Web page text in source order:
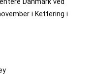
i Kettering i